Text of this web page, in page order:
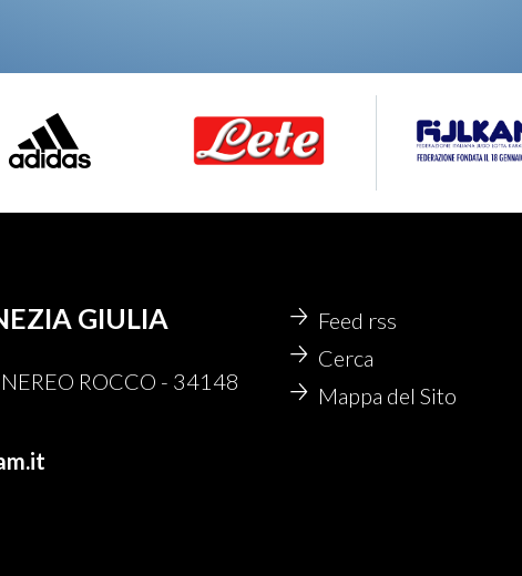
GIULIA
ROCCO - 34148
Feed rss
Cerca
Mappa del Sito